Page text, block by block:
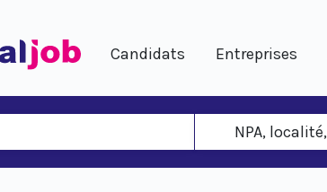
Candidats Entreprises